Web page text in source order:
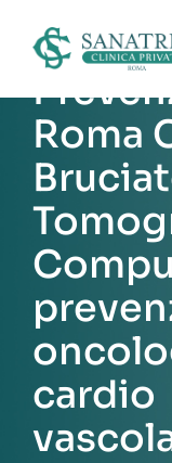
content
Roma
cardio